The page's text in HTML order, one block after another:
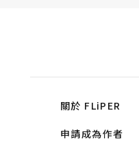
關於 FLiPER
申請成為作者